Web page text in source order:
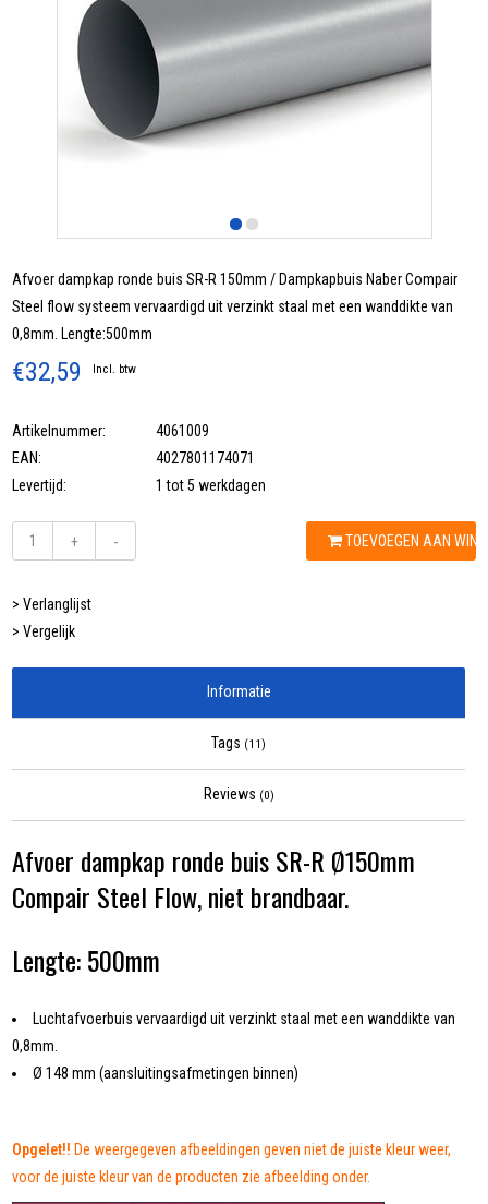
Afvoer dampkap ronde buis SR-R 150mm / Dampkapbuis Naber Compair
Steel flow systeem vervaardigd uit verzinkt staal met een wanddikte van
0,8mm. Lengte:500mm
€32,59 Incl. btw
Artikelnummer:
4061009
EAN:
4027801174071
Levertijd:
1 tot 5 werkdagen
+ - TOEVOEGEN AAN
> Verlanglijst
> Vergelijk
Informatie
Tags (11)
Reviews (0)
Afvoer dampkap ronde buis SR-R Ø150mm
Compair Steel Flow, niet brandbaar.
Lengte: 500mm
Luchtafvoerbuis vervaardigd uit verzinkt staal met een wanddikte van
0,8mm.
Ø 148 mm (aansluitingsafmetingen binnen)
Opgelet!! De weergegeven afbeeldingen geven niet de juiste kleur weer,
voor de juiste kleur van de producten zie afbeelding onder.